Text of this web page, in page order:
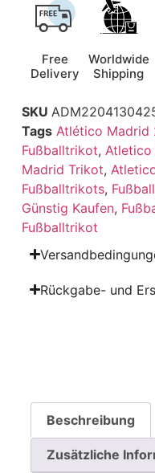
Free
Delivery
Worldwide
Shipping
SKU
Tags Atlético Madrid
Fußballtrikot,
Madrid Trikot,
Fußballtrikots,
Günstig Kaufen,
Fußballtrikot
Rückgabe- und
Beschreibung
Zusätzliche